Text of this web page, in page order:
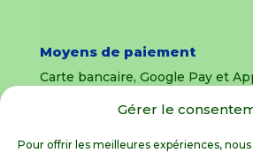
Gérer le
Pour offrir les meilleures expériences,
Moyens de paiement
Carte bancaire, Google Pay et
uniquement